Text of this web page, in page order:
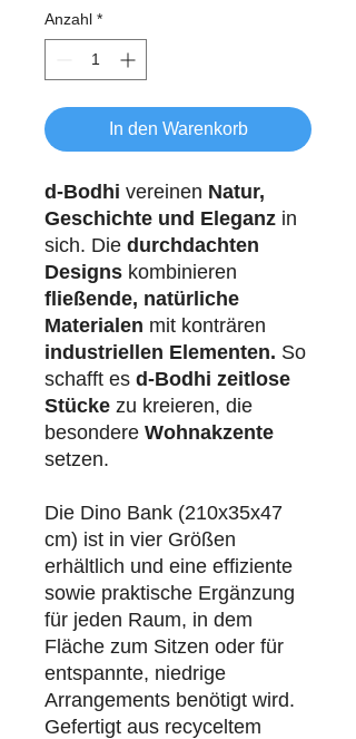
Anzahl *
In den Warenkorb
d-Bodhi vereinen Natur,
Geschichte und Eleganz in
sich. Die durchdachten
Designs kombinieren
fließende, natürliche
Materialen mit konträren
industriellen Elementen. So
schafft es d-Bodhi zeitlose
Stücke zu kreieren, die
besondere Wohnakzente
setzen.
Die Dino Bank (210x35x47
cm) ist in vier Größen
erhältlich und eine effiziente
sowie praktische Ergänzung
für jeden Raum, in dem
Fläche zum Sitzen oder für
entspannte, niedrige
Arrangements benötigt wird.
Gefertigt aus recyceltem